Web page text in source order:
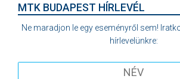
MTK BUDAPEST HÍRLEVÉL
Ne maradjon le egy eseményről sem!
hírlevelünkre: